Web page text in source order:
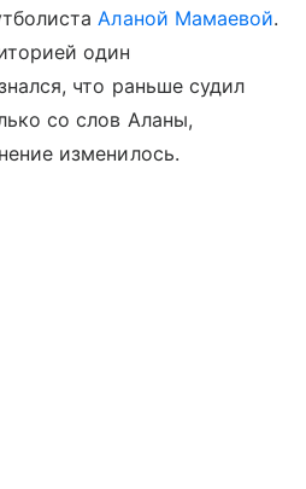
Аланой Мамаевой.
один
что раньше судил
со слов Аланы,
изменилось.